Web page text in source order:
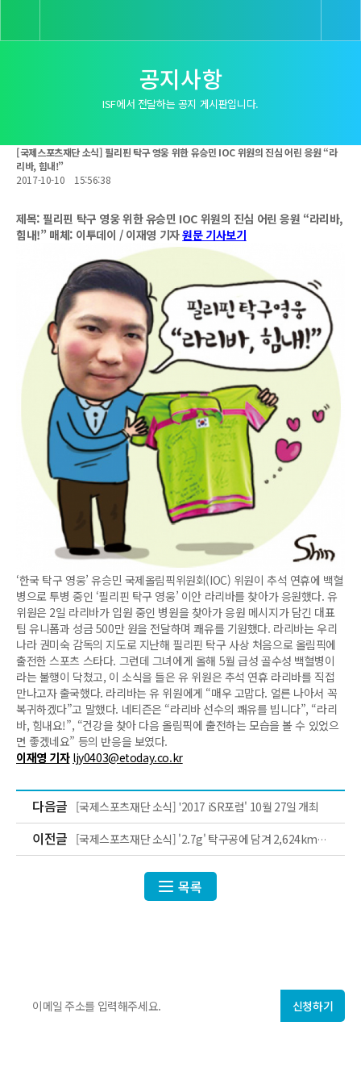
공지사항
ISF에서 전달하는 공지 게시판입니다.
[국제스포츠재단 소식] 필리핀 탁구 영웅 위한 유승민 IOC 위원의 진심 어린 응원 “라
리바, 힘내!”
2017-10-10
15:56:38
제목: 필리핀 탁구 영웅 위한 유승민 IOC 위원의 진심 어린 응원 “라리바,
힘내!” 매체: 이투데이 / 이재영 기자원문 기사보기
‘한국 탁구 영웅’ 유승민 국제올림픽위원회(IOC) 위원이 추석 연휴에 백혈
병으로 투병 중인 ‘필리핀 탁구 영웅’ 이안 라리바를 찾아가 응원했다. 유
위원은 2일 라리바가 입원 중인 병원을 찾아가 응원 메시지가 담긴 대표
팀 유니폼과 성금 500만 원을 전달하며 쾌유를 기원했다. 라리바는 우리
나라 권미숙 감독의 지도로 지난해 필리핀 탁구 사상 처음으로 올림픽에
출전한 스포츠 스타다. 그런데 그녀에게 올해 5월 급성 골수성 백혈병이
라는 불행이 닥쳤고, 이 소식을 들은 유 위원은 추석 연휴 라리바를 직접
만나고자 출국했다. 라리바는 유 위원에게 “매우 고맙다. 얼른 나아서 꼭
복귀하겠다”고 말했다. 네티즌은 “라리바 선수의 쾌유를 빕니다”, “라리
바, 힘내요!”, “건강을 찾아 다음 올림픽에 출전하는 모습을 볼 수 있었으
면 좋겠네요” 등의 반응을 보였다.
이재영 기자 ljy0403@etoday.co.kr
다음글 [국제스포츠재단 소식] '2017 iSR포럼' 10월 27일 개최
이전글 [국제스포츠재단 소식] '2.7g' 탁구공에 담겨 2,624km를
목록
신청하기